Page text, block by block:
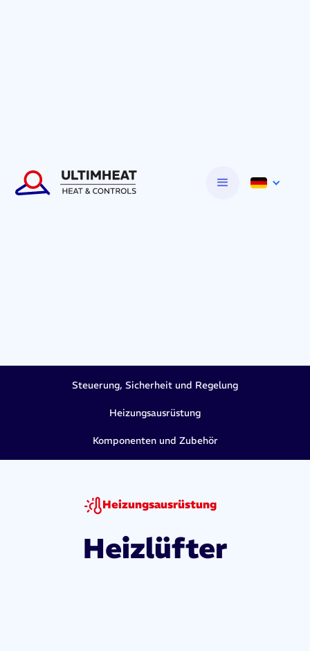
Steuerung, Sicherheit und Regelung
Heizungsausrüstung
Komponenten und Zubehör
Heizungsausrüstung
Heizlüfter